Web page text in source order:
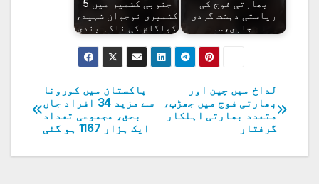
بھارتی فوج کی
ریاستی دہشت گردی
جاری،…
جنوبی کشمیر میں 5
کشمیری نوجوان شہید،
کولگام کی ناکہ بندی
پوسٹوں
کی
نیویگیشن
پاکستان میں کورونا
سے مزید 34 افراد جاں
بحق، مجموعی تعداد
ایک ہزار 1167 ہو گئی
لداخ میں چین اور
بھارتی فوج میں جھڑپ،
متعدد بھارتی اہلکار
گرفتار